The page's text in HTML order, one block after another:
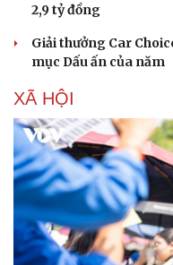
2,9 tỷ đồng
Giải thưởng Car
mục Dấu ấn của năm
XÃ HỘI